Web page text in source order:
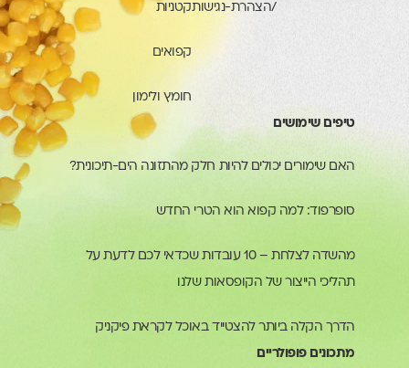
/הצהרת-נגישותקטניות
קפואים
חומץ ולימון
טיפים שימושים
האם שימורים יכולים להיות חלק מהתזונה הים-תיכונית?
סופרפוד: למה קפוא הוא הטרי החדש
מהשדה לצלחת – 10 עובדות שכדאי לכם לדעת על
תהליכי הייצור של הקופסאות שלנו
הדרך הקלה ביותר להצטייד באוכל לקראת פיקניק
מתכונים פופולריים